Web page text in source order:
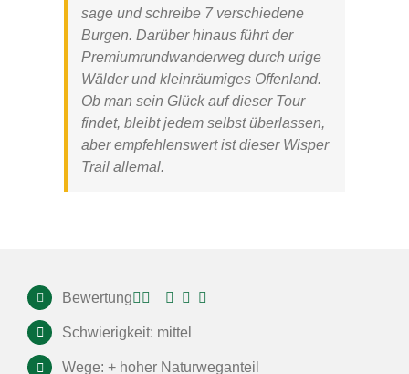
sage und schreibe 7 verschiedene
Burgen. Darüber hinaus führt der
Premiumrundwanderweg durch urige
Wälder und kleinräumiges Offenland.
Ob man sein Glück auf dieser Tour
findet, bleibt jedem selbst überlassen,
aber empfehlenswert ist dieser Wisper
Trail allemal.
Bewertung
Schwierigkeit: mittel
Wege: + hoher Naturweganteil